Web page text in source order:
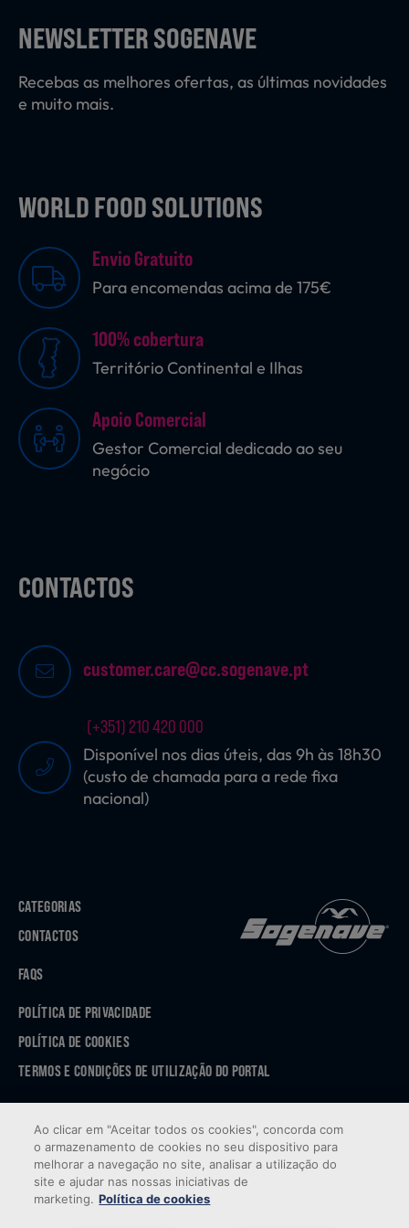
Mercearia
Nutrição Clínica
Sobremesas
NEWSLETTER SOGENAVE
Recebas as melhores ofertas, as últimas novidades
e muito mais.
WORLD FOOD SOLUTIONS
Envio Gratuito
Para encomendas acima de 175€
100% cobertura
Território Continental e Ilhas
Apoio Comercial
Gestor Comercial dedicado ao seu
negócio
CONTACTOS
customer.care@cc.sogenave.pt
(+351) 210 420 000
Disponível nos dias úteis, das 9h às 18h30
(custo de chamada para a rede fixa
nacional)
CATEGORIAS
CONTACTOS
FAQS
POLÍTICA DE PRIVACIDADE
POLÍTICA DE COOKIES
TERMOS E CONDIÇÕES DE UTILIZAÇÃO DO PORTAL
GOOGLE PLAY
Ao clicar em "Aceitar todos os cookies", concorda com
o armazenamento de cookies no seu dispositivo para
melhorar a navegação no site, analisar a utilização do
site e ajudar nas nossas iniciativas de
marketing. Política de cookies